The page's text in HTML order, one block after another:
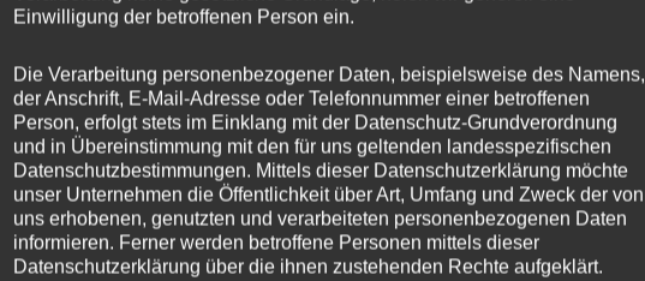
35
Fertigung Flow Forming
Hersteller JR WHEELS
Lochkreis 5×112
Hinweis
Einwilligung der betroffenen Person ein.
Die Verarbeitung personenbezogener Daten, beispielsweise des Namens,
der Anschrift, E-Mail-Adresse oder Telefonnummer einer betroffenen
Person, erfolgt stets im Einklang mit der Datenschutz-Grundverordnung
und in Übereinstimmung mit den für uns geltenden landesspezifischen
Datenschutzbestimmungen. Mittels dieser Datenschutzerklärung möchte
unser Unternehmen die Öffentlichkeit über Art, Umfang und Zweck der von
uns erhobenen, genutzten und verarbeiteten personenbezogenen Daten
informieren. Ferner werden betroffene Personen mittels dieser
Datenschutzerklärung über die ihnen zustehenden Rechte aufgeklärt.